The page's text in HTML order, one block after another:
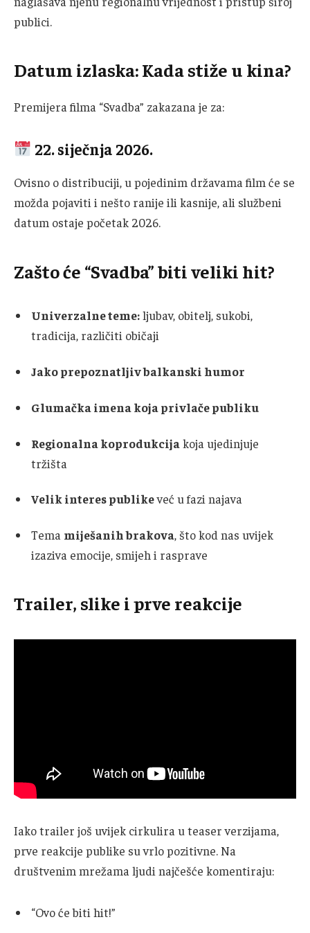
publici.
Datum izlaska: Kada stiže u kina?
Premijera filma “Svadba” zakazana je za:
22. siječnja 2026.
Ovisno o distribuciji, u pojedinim državama film će se
možda pojaviti i nešto ranije ili kasnije, ali službeni
datum ostaje početak 2026.
Zašto će “Svadba” biti veliki hit?
Univerzalne teme:ljubav, obitelj, sukobi,
tradicija, različiti običaji
Jako prepoznatljiv balkanski humor
Glumačka imena koja privlače publiku
Regionalna koprodukcijakoja ujedinjuje
tržišta
Velik interes publikeveć u fazi najava
Tema miješanih brakova, što kod nas uvijek
izaziva emocije, smijeh i rasprave
Trailer, slike i prve reakcije
Iako trailer još uvijek cirkulira u teaser verzijama,
prve reakcije publike su vrlo pozitivne. Na
društvenim mrežama ljudi najčešće komentiraju:
“Ovo će biti hit!”